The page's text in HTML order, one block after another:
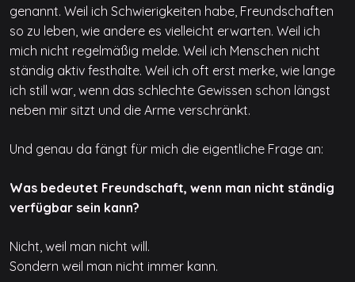
genannt. Weil ich Schwierigkeiten habe, Freundschaften
so zu leben, wie andere es vielleicht erwarten. Weil ich
mich nicht regelmäßig melde. Weil ich Menschen nicht
ständig aktiv festhalte. Weil ich oft erst merke, wie lange
ich still war, wenn das schlechte Gewissen schon längst
neben mir sitzt und die Arme verschränkt.
Und genau da fängt für mich die eigentliche Frage an:
Was bedeutet Freundschaft, wenn man nicht ständig
verfügbar sein kann?
Nicht, weil man nicht will.
Sondern weil man nicht immer kann.